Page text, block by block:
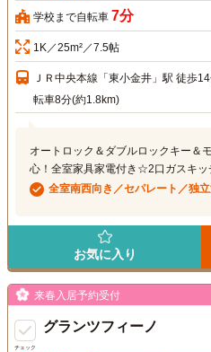
学校まで自転車 7分
1K／25m²／7.5帖
ＪＲ中央本線「東小金井」駅 徒歩
転車8分(約1.8km)
オートロック＆ダブルロックキー＆
心！全室家具家電付き☆2口ガスキッ
全室南西向き／セパレート／独
お気に入り
チェック
来春入居予約受付
グランツフィーノ